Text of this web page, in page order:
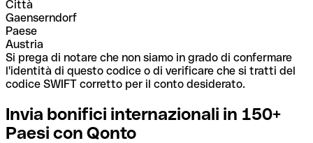
Città
Gaenserndorf
Paese
Austria
Si prega di notare che non siamo in grado di confermare
l'identità di questo codice o di verificare che si tratti del
codice SWIFT corretto per il conto desiderato.
Invia bonifici internazionali in 150+
Paesi con Qonto